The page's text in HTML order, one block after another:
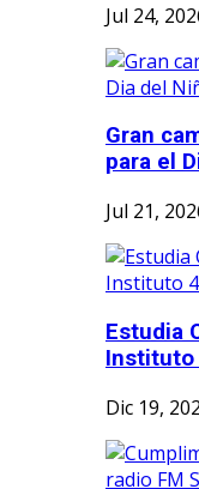
Jul 24,
Gran
para el
Jul 21,
Estudia
Instituto
Dic 19,